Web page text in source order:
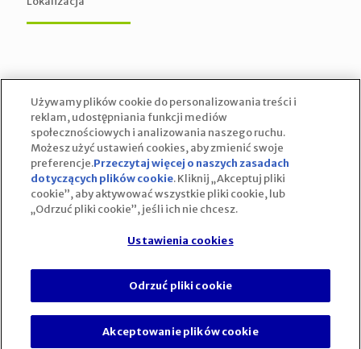
korzystania z naszej witryny.
Możesz dowiedzieć się więcej o tym, jakich ciasteczek
używamy, lub wyłączyć je wustawieniach.
Odrzuć Ustawienia
Używamy plików cookie do personalizowania treści i
reklam, udostępniania funkcji mediów
społecznościowych i analizowania naszego ruchu.
Możesz użyć ustawień cookies, aby zmienić swoje
preferencje.Przeczytaj więcej o naszych zasadach
dotyczących plików cookie(opens in a new tab)
. Kliknij „Akceptuj pliki
cookie”, aby aktywować wszystkie pliki cookie, lub
„Odrzuć pliki cookie”, jeśli ich nie chcesz.
Ustawienia cookies
Odrzuć pliki cookie
Akceptowanie plików cookie